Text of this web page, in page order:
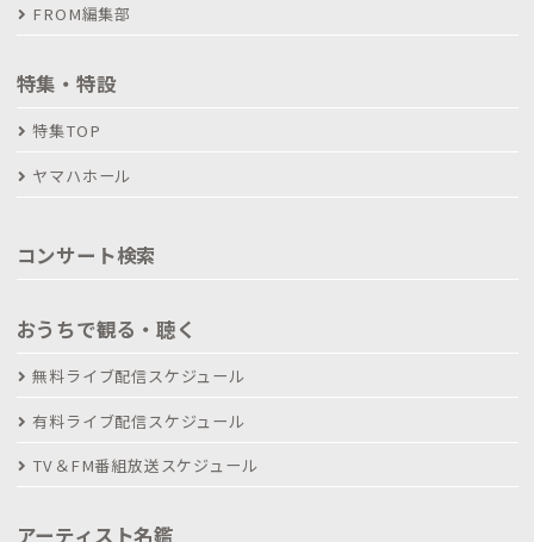
FROM編集部
特集・特設
特集TOP
ヤマハホール
コンサート検索
おうちで観る・聴く
無料ライブ配信スケジュール
有料ライブ配信スケジュール
TV＆FM番組放送スケジュール
アーティスト名鑑